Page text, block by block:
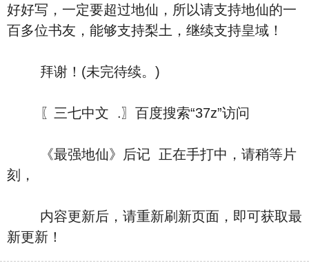
好好写，一定要超过地仙，所以请支持地仙的一
百多位书友，能够支持梨土，继续支持皇域！
拜谢！(未完待续。)
〖三七中文 .〗百度搜索“37z”访问
《最强地仙》后记 正在手打中，请稍等片
刻，
内容更新后，请重新刷新页面，即可获取最
新更新！